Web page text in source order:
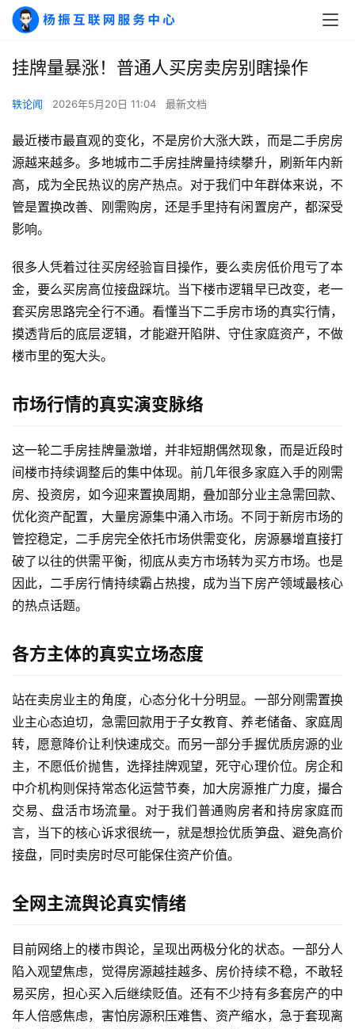
A
I
实
挂牌量暴涨！普通人买房卖房别瞎操作
轶论闻 2026年5月20日 11:04 最新文档
最近楼市最直观的变化，不是房价大涨大跌，而是二手房房
源越来越多。多地城市二手房挂牌量持续攀升，刷新年内新
高，成为全民热议的房产热点。对于我们中年群体来说，不
管是置换改善、刚需购房，还是手里持有闲置房产，都深受
影响。
很多人凭着过往买房经验盲目操作，要么卖房低价甩亏了本
金，要么买房高位接盘踩坑。当下楼市逻辑早已改变，老一
套买房思路完全行不通。看懂当下二手房市场的真实行情，
摸透背后的底层逻辑，才能避开陷阱、守住家庭资产，不做
楼市里的冤大头。
市场行情的真实演变脉络
这一轮二手房挂牌量激增，并非短期偶然现象，而是近段时
间楼市持续调整后的集中体现。前几年很多家庭入手的刚需
房、投资房，如今迎来置换周期，叠加部分业主急需回款、
优化资产配置，大量房源集中涌入市场。不同于新房市场的
管控稳定，二手房完全依托市场供需变化，房源暴增直接打
破了以往的供需平衡，彻底从卖方市场转为买方市场。也是
因此，二手房行情持续霸占热搜，成为当下房产领域最核心
的热点话题。
各方主体的真实立场态度
站在卖房业主的角度，心态分化十分明显。一部分刚需置换
业主心态迫切，急需回款用于子女教育、养老储备、家庭周
转，愿意降价让利快速成交。而另一部分手握优质房源的业
主，不愿低价抛售，选择挂牌观望，死守心理价位。房企和
中介机构则保持常态化运营节奏，加大房源推广力度，撮合
交易、盘活市场流量。对于我们普通购房者和持房家庭而
言，当下的核心诉求很统一，就是想捡优质笋盘、避免高价
接盘，同时卖房时尽可能保住资产价值。
全网主流舆论真实情绪
目前网络上的楼市舆论，呈现出两极分化的状态。一部分人
陷入观望焦虑，觉得房源越挂越多、房价持续不稳，不敢轻
易买房，担心买入后继续贬值。还有不少持有多套房产的中
年人倍感焦虑，害怕房源积压难售、资产缩水，急于套现离